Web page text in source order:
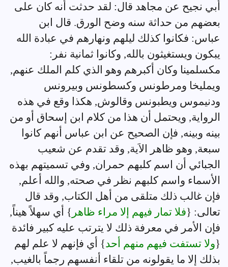
أبي نجيح عن مجاهد قال: لقد حدثت أنه كان على
بعضهم من حداثة سنه وضح الورق. قال ابن
عباس: فكانوا كذلك ليلهم ونهارهم في عبادة الله
يبكون ويستغيثون بالله, وكانوا ثمانية نفر:
مكسلمينا وكان أكبرهم وهو الذي كلم الملك عنهم,
ويمليخا ومرطونس وكسطونس وبيرونس
ودنيموس ويطبونس وقالوش, هكذا وقع في هذه
الرواية, ويحتمل أن هذا من كلام ابن إسحاق أو من
بينه وبينه, فإن الصحيح عن ابن عباس أنهم كانوا
سبعة, وهو ظاهر الاَية, وقد تقدم عن شعيب
الجبائي أن اسم كلبهم حمران, وفي تسميتهم بهذه
الأسماء واسم كلبهم نظر في صحته, والله أعلم,
فإن غالب ذلك متلقى من أهل الكتاب, وقد قال
تعالى: {فلا تمار فيهم إلا مراء ظاهر } أي سهلاً هيناً,
فإن الأمر في معرفة ذلك لا يترتب عليه كبير فائدة
{ولا تستفت فيهم منهم أحد} أي فإنهم لا علم لهم
بذلك إلا ما يقولونه من تلقاء أنفسهم رجماً بالغيب,